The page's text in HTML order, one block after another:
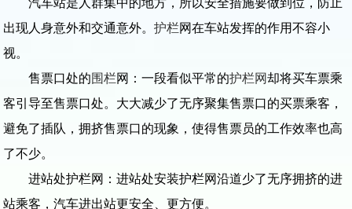
汽车站是人群集中的地方，所以安全措施要做到位，防止
出现人身意外和交通意外。护栏网在车站发挥的作用不容小
视。
售票口处的围栏网：一段看似平常的护栏网却将买车票乘
客引导至售票口处。大大减少了无序聚集售票口的买票乘客，
避免了插队，拥挤售票口的现象，使得售票员的工作效率也高
了不少。
进站处护栏网：进站处安装护栏网沿道少了无序拥挤的进
站乘客，汽车进出站更安全、更方便。